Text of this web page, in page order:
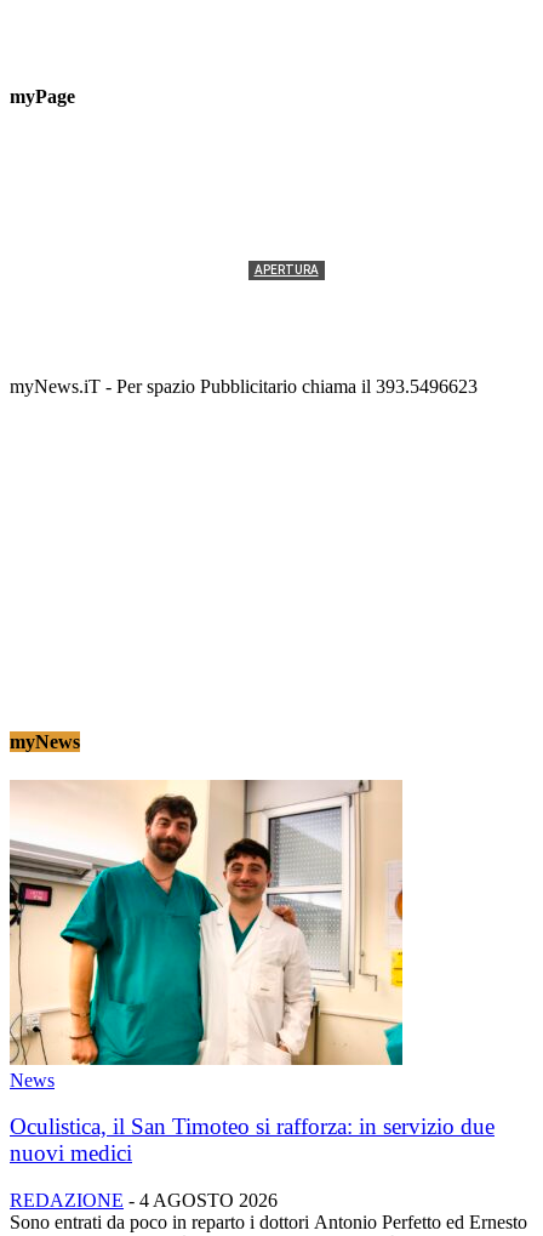
myPage
APERTURA
myNews.iT - Per spazio Pubblicitario chiama il 393.5496623
myNews
News
Oculistica, il San Timoteo si rafforza: in servizio due
nuovi medici
REDAZIONE - 4 AGOSTO 2026
Sono entrati da poco in reparto i dottori Antonio Perfetto ed Ernesto